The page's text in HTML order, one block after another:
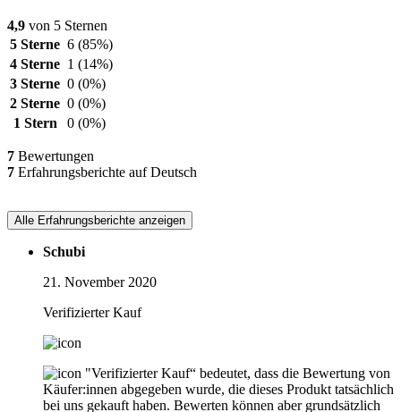
4,9 von 5 Sternen
5 Sterne 6 (85%)
4 Sterne 1 (14%)
3 Sterne 0 (0%)
2 Sterne 0 (0%)
1 Stern
0 (0%)
7 Bewertungen
7 Erfahrungsberichte auf Deutsch
Alle Erfahrungsberichte anzeigen
Schubi
21. November 2020
Verifizierter Kauf
"Verifizierter Kauf“ bedeutet, dass die Bewertung von
Käufer:innen abgegeben wurde, die dieses Produkt tatsächlich
bei uns gekauft haben. Bewerten können aber grundsätzlich